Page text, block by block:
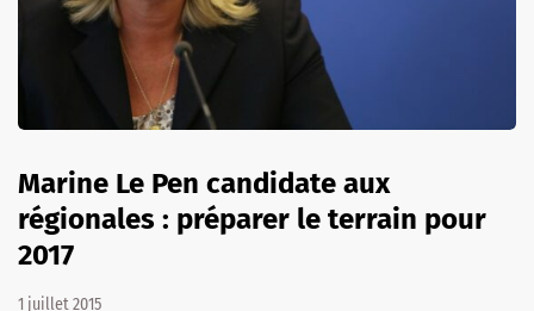
Marine Le Pen candidate aux
régionales : préparer le terrain pour
2017
1 juillet 2015